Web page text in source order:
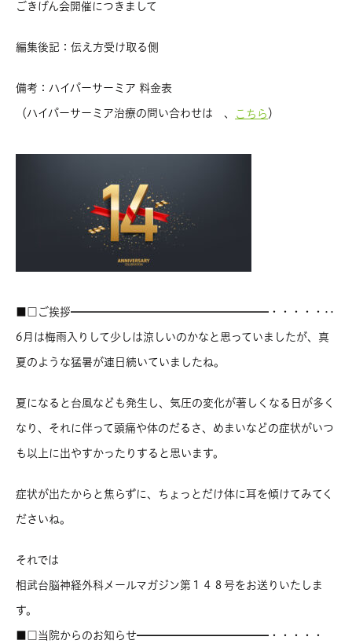
ごきげん会開催につきまして
編集後記：伝え方受け取る側
備考：ハイパーサーミア 料金表
（ハイパーサーミア治療の問い合わせは 、 こちら ）
■□ご挨拶━━━━━━━━━━━━━━━━━━・・・・・‥
6月は梅雨入りして少しは涼しいのかなと思っていましたが、真
夏のような猛暑が連日続いていましたね。
夏になると台風なども発生し、気圧の変化が著しくなる日が多く
なり、それに伴って頭痛や体のだるさ、めまいなどの症状がいつ
も以上に出やすかったりすると思います。
症状が出たからと焦らずに、ちょっとだけ体に耳を傾けてみてく
ださいね。
それでは
相武台脳神経外科メールマガジン第１４８号をお送りいたしま
す。
■□当院からのお知らせ━━━━━━━━━━━━・・・・・